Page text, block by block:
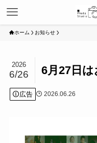
ホーム お知らせ
6月27日は
2026
6/26
広告 2026.06.26